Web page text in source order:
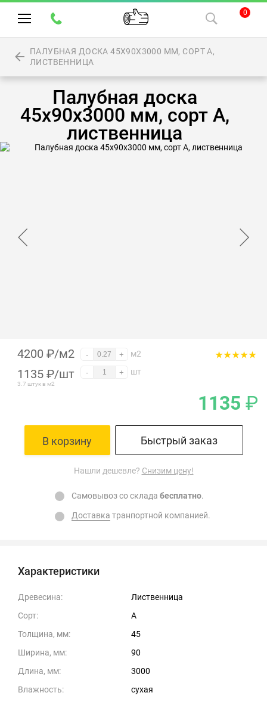
0
ПАЛУБНАЯ ДОСКА 45Х90Х3000 ММ, СОРТ А,
ЛИСТВЕННИЦА
Палубная доска
45х90х3000 мм, сорт А,
лиственница
Характеристики
Древесина:
Лиственница
Сорт:
А
Толщина, мм:
45
Ширина, мм:
90
Длина, мм:
3000
Влажность:
сухая
4200 ₽/м2 - + м2
1135 ₽/шт
3.7 штук в м2
- + шт
1135 ₽
В корзину Быстрый заказ
Нашли дешевле? Снизим цену!
Самовывоз со склада бесплатно.
Доставка транпортной компанией.